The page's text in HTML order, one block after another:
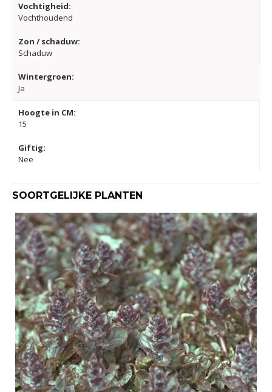
Vochtigheid:
Vochthoudend
Zon / schaduw:
Schaduw
Wintergroen:
Ja
Hoogte in CM:
15
Giftig:
Nee
SOORTGELIJKE PLANTEN